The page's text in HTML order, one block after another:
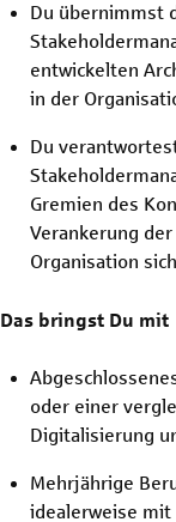
Du übernimmst
entwickelten
in der
Du
Gremien des
Verankerung
Organisation
Das bringst Du mit
oder einer
Digitalisierung
Mehrjährige
idealerweise mit